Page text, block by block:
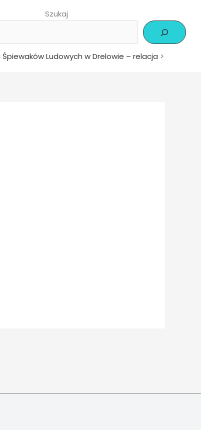
Szukaj
Ludowych w Drelowie – relacja >